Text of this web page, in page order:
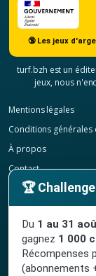
🔞 Les jeux
turf.bzh est un
jeux, nous
Mentions légales
Conditions générales
À propos
Contact
Confidentialité
Résilier mon
© 2020-2026 TURF.bzh
artificielle.
Site indépendant,
🏆
Du 1 au 31
gagnez 1 000
Récompenses
(abonnements